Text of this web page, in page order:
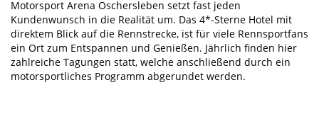
Motorsport Arena Oschersleben setzt fast jeden
Kundenwunsch in die Realität um. Das 4*-Sterne Hotel mit
direktem Blick auf die Rennstrecke, ist für viele Rennsportfans
ein Ort zum Entspannen und Genießen. Jährlich finden hier
zahlreiche Tagungen statt, welche anschließend durch ein
motorsportliches Programm abgerundet werden.